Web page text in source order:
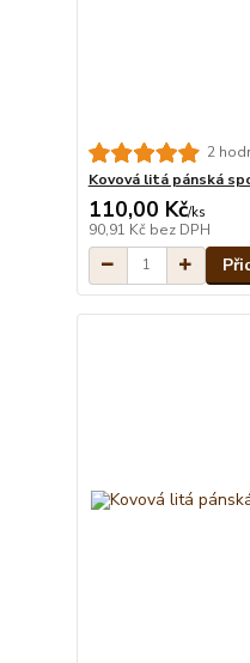
2
Kovová litá pánská
110,00 Kč/ks
90,91 Kč bez DPH